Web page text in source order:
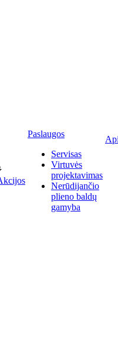
Paslaugos
Servisas
Virtuvės
projektavimas
Nerūdijančio
plieno baldų
gamyba